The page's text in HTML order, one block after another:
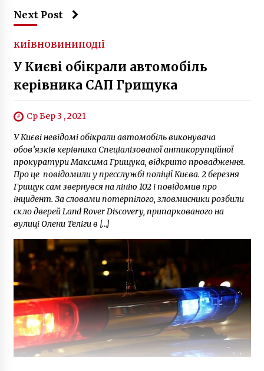
Next Post
КИЇВНОВИНИПОДІЇ
У Києві обікрали автомобіль
керівника САП Грищука
Ср Бер 3 , 2021
У Києві невідомі обікрали автомобіль виконувача
обов’язків керівника Спеціалізованої антикорупційної
прокуратури Максима Грищука, відкрито провадження.
Про це повідомили у пресслужбі поліції Києва. 2 березня
Грищук сам звернувся на лінію 102 і повідомив про
інцидент. За словами потерпілого, зловмисники розбили
скло дверей Land Rover Discovery, припаркованого на
вулиці Олени Теліги в […]